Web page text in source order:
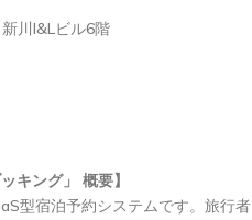
川I&Lビル6階
キング」 概要】
型宿泊予約システムです。旅行